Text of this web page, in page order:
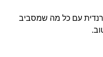
עם כל מה שמסביב